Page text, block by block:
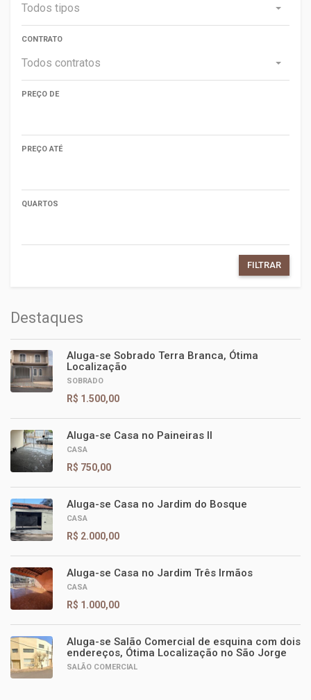
Todos tipos
CONTRATO
Todos contratos
PREÇO DE
PREÇO ATÉ
QUARTOS
FILTRAR
Destaques
Aluga-se Sobrado Terra Branca, Ótima
Localização
SOBRADO
R$ 1.500,00
Aluga-se Casa no Paineiras II
CASA
R$ 750,00
Aluga-se Casa no Jardim do Bosque
CASA
R$ 2.000,00
Aluga-se Casa no Jardim Três Irmãos
CASA
R$ 1.000,00
Aluga-se Salão Comercial de esquina com dois
endereços, Ótima Localização no São Jorge
SALÃO COMERCIAL